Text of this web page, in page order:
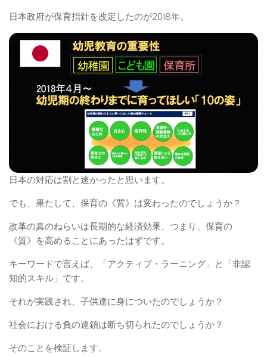
日本政府が保育指針を改定したのが2018年。
日本の対応は割と速かったと思います。
でも、果たして、保育の《質》は変わったのでしょうか？
改革の真のねらいは長期的な経済効果、つまり、保育の
《質》を高めることにあったはずです。
キーワードで言えば、「アクティブ・ラーニング」と「非認
知的スキル」です。
それが実践され、子供達に身についたのでしょうか？
社会における負の連鎖は断ち切られたのでしょうか？
そのことを検証します。